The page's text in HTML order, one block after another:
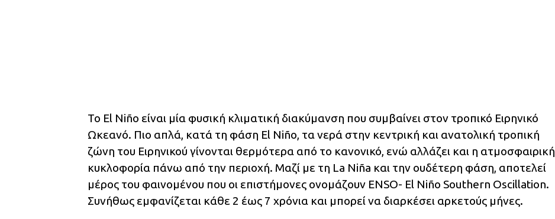
Το El Niño είναι μία φυσική κλιματική διακύμανση που συμβαίνει στον τροπικό Ειρηνικό
Ωκεανό. Πιο απλά, κατά τη φάση El Niño, τα νερά στην κεντρική και ανατολική τροπική
ζώνη του Ειρηνικού γίνονται θερμότερα από το κανονικό, ενώ αλλάζει και η ατμοσφαιρική
κυκλοφορία πάνω από την περιοχή. Μαζί με τη La Niña και την ουδέτερη φάση, αποτελεί
μέρος του φαινομένου που οι επιστήμονες ονομάζουν ENSO- El Niño Southern Oscillation.
Συνήθως εμφανίζεται κάθε 2 έως 7 χρόνια και μπορεί να διαρκέσει αρκετούς μήνες.